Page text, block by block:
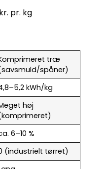
pr. kg
træ
spåner)
kWh/kg
høj
6–10 %
(industrielt tørret)